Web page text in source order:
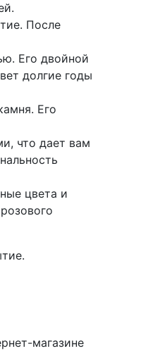
После
Его двойной
долгие годы
Его
что дает вам
цвета и
розового
магазине